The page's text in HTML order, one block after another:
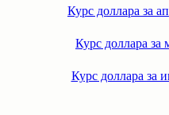
Курс доллара за
Курс доллара за
Курс доллара за